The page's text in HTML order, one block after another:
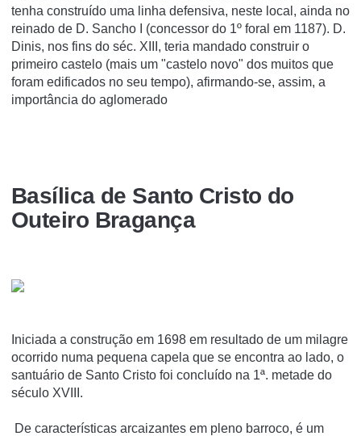
tenha construído uma linha defensiva, neste local, ainda no
reinado de D. Sancho I (concessor do 1º foral em 1187). D.
Dinis, nos fins do séc. XIII, teria mandado construir o
primeiro castelo (mais um "castelo novo" dos muitos que
foram edificados no seu tempo), afirmando-se, assim, a
importância do aglomerado
Basí­lica de Santo Cristo do
Outeiro Bragança
Iniciada a construção em 1698 em resultado de um milagre
ocorrido numa pequena capela que se encontra ao lado, o
santuário de Santo Cristo foi concluído na 1ª. metade do
século XVIII.
De características arcaizantes em pleno barroco, é um